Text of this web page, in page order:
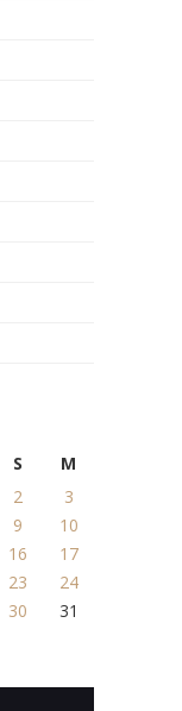
S
M
2
3
9
10
16
17
23
24
30
31